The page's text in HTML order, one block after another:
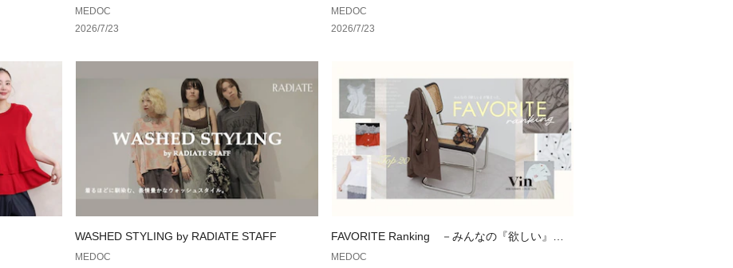
MEDOC
2026/7/23
MEDOC
2026/7/23
WASHED STYLING by RADIATE STAFF
MEDOC
FAVORITE Ranking －みんなの『欲しい』が
集まった、お気に入り登録数ランキング－
MEDOC